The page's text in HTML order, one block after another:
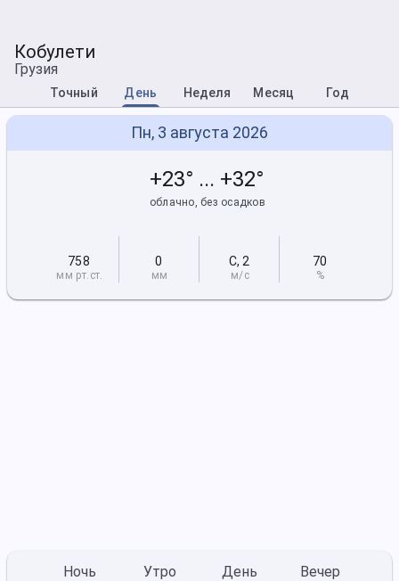
Кобулети
Грузия
Точный День Неделя Месяц Год
Пн, 3 августа 2026
+23° ... +32°
облачно, без осадков
758
мм рт.ст.
0
мм
С, 2
м/с
70
%
Ночь Утро День Вечер